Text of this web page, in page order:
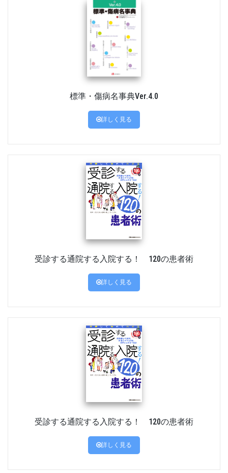
標準・傷病名事典Ver.4.0
詳しく見る
受診する通院する入院する！ 120の患者術
詳しく見る
受診する通院する入院する！ 120の患者術
詳しく見る